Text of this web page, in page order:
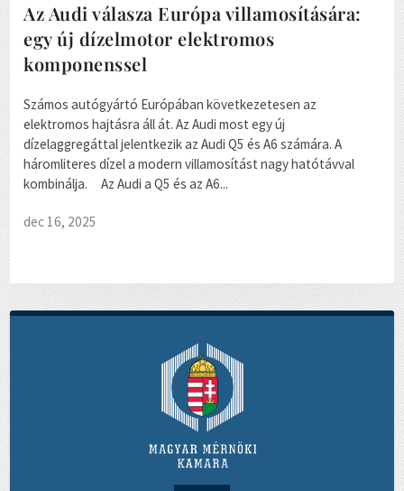
Az Audi válasza Európa villamosítására:
egy új dízelmotor elektromos
komponenssel
Számos autógyártó Európában következetesen az
elektromos hajtásra áll át. Az Audi most egy új
dízelaggregáttal jelentkezik az Audi Q5 és A6 számára. A
háromliteres dízel a modern villamosítást nagy hatótávval
kombinálja. Az Audi a Q5 és az A6...
dec 16, 2025